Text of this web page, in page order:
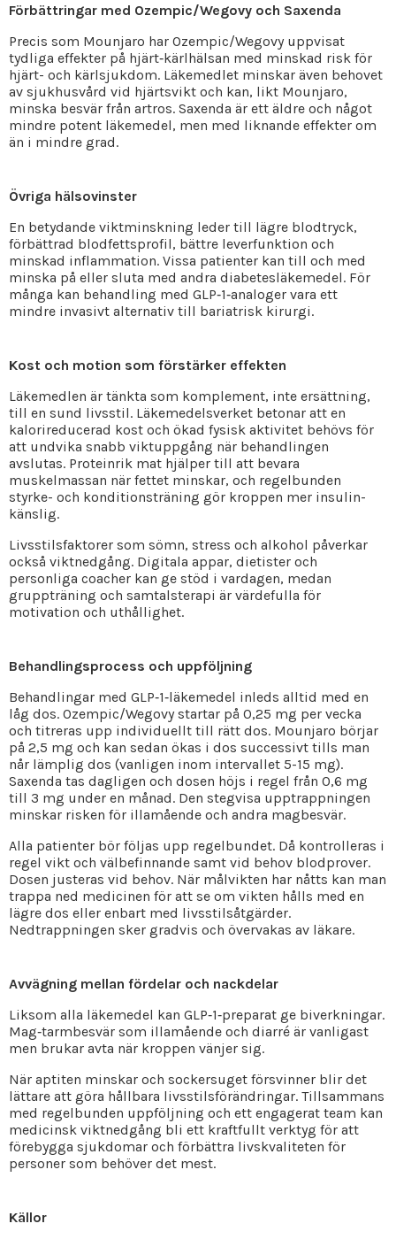
Förbättringar med Ozempic/Wegovy och Saxenda
Precis som Mounjaro har Ozempic/Wegovy uppvisat
tydliga effekter på hjärt‑kärlhälsan med minskad risk för
hjärt- och kärlsjukdom. Läkemedlet minskar även behovet
av sjukhusvård vid hjärtsvikt och kan, likt Mounjaro,
minska besvär från artros. Saxenda är ett äldre och något
mindre potent läkemedel, men med liknande effekter om
än i mindre grad.
Övriga hälsovinster
En betydande viktminskning leder till lägre blodtryck,
förbättrad blodfettsprofil, bättre leverfunktion och
minskad inflammation. Vissa patienter kan till och med
minska på eller sluta med andra diabetesläkemedel. För
många kan behandling med GLP‑1‑analoger vara ett
mindre invasivt alternativ till bariatrisk kirurgi.
Kost och motion som förstärker effekten
Läkemedlen är tänkta som komplement, inte ersättning,
till en sund livsstil. Läkemedelsverket betonar att en
kalorireducerad kost och ökad fysisk aktivitet behövs för
att undvika snabb viktuppgång när behandlingen
avslutas. Proteinrik mat hjälper till att bevara
muskelmassan när fettet minskar, och regelbunden
styrke- och konditionsträning gör kroppen mer insulin­
känslig.
Livsstilsfaktorer som sömn, stress och alkohol påverkar
också viktnedgång. Digitala appar, dietister och
personliga coacher kan ge stöd i vardagen, medan
gruppträning och samtalsterapi är värdefulla för
motivation och uthållighet.
Behandlingsprocess och uppföljning
Behandlingar med GLP‑1‑läkemedel inleds alltid med en
låg dos. Ozempic/Wegovy startar på 0,25 mg per vecka
och titreras upp individuellt till rätt dos. Mounjaro börjar
på 2,5 mg och kan sedan ökas i dos successivt tills man
når lämplig dos (vanligen inom intervallet 5-15 mg).
Saxenda tas dagligen och dosen höjs i regel från 0,6 mg
till 3 mg under en månad. Den stegvisa upptrappningen
minskar risken för illamående och andra magbesvär.
Alla patienter bör följas upp regelbundet. Då kontrolleras i
regel vikt och välbefinnande samt vid behov blodprover.
Dosen justeras vid behov. När målvikten har nåtts kan man
trappa ned medicinen för att se om vikten hålls med en
lägre dos eller enbart med livsstilsåtgärder.
Nedtrappningen sker gradvis och övervakas av läkare.
Avvägning mellan fördelar och nackdelar
Liksom alla läkemedel kan GLP‑1‑preparat ge biverkningar.
Mag‑tarmbesvär som illamående och diarré är vanligast
men brukar avta när kroppen vänjer sig.
När aptiten minskar och sockersuget försvinner blir det
lättare att göra hållbara livsstilsförändringar. Tillsammans
med regelbunden uppföljning och ett engagerat team kan
medicinsk viktnedgång bli ett kraftfullt verktyg för att
förebygga sjukdomar och förbättra livskvaliteten för
personer som behöver det mest.
Källor